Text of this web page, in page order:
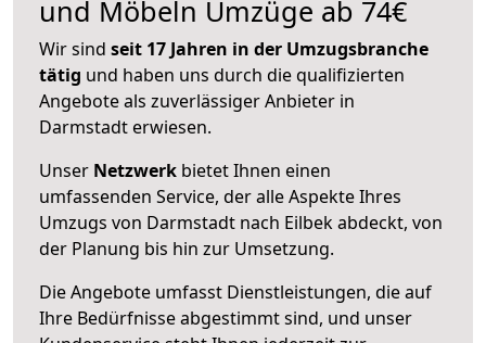
und Möbeln Umzüge ab 74€
Wir sind seit 17 Jahren in der Umzugsbranche
tätig und haben uns durch die qualifizierten
Angebote als zuverlässiger Anbieter in
Darmstadt erwiesen.
Unser Netzwerk bietet Ihnen einen
umfassenden Service, der alle Aspekte Ihres
Umzugs von Darmstadt nach Eilbek abdeckt, von
der Planung bis hin zur Umsetzung.
Die Angebote umfasst Dienstleistungen, die auf
Ihre Bedürfnisse abgestimmt sind, und unser